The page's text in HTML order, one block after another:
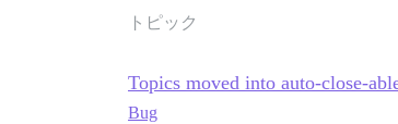
トピック
Topics moved into auto-close-
Bug